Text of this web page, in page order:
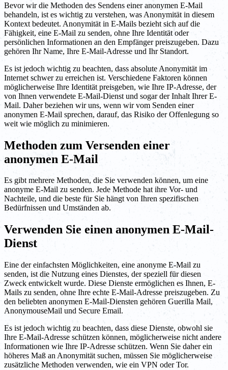
Bevor wir die Methoden des Sendens einer anonymen E-Mail
behandeln, ist es wichtig zu verstehen, was Anonymität in diesem
Kontext bedeutet. Anonymität in E-Mails bezieht sich auf die
Fähigkeit, eine E-Mail zu senden, ohne Ihre Identität oder
persönlichen Informationen an den Empfänger preiszugeben. Dazu
gehören Ihr Name, Ihre E-Mail-Adresse und Ihr Standort.
Es ist jedoch wichtig zu beachten, dass absolute Anonymität im
Internet schwer zu erreichen ist. Verschiedene Faktoren können
möglicherweise Ihre Identität preisgeben, wie Ihre IP-Adresse, der
von Ihnen verwendete E-Mail-Dienst und sogar der Inhalt Ihrer E-
Mail. Daher beziehen wir uns, wenn wir vom Senden einer
anonymen E-Mail sprechen, darauf, das Risiko der Offenlegung so
weit wie möglich zu minimieren.
Methoden zum Versenden einer
anonymen E-Mail
Es gibt mehrere Methoden, die Sie verwenden können, um eine
anonyme E-Mail zu senden. Jede Methode hat ihre Vor- und
Nachteile, und die beste für Sie hängt von Ihren spezifischen
Bedürfnissen und Umständen ab.
Verwenden Sie einen anonymen E-Mail-
Dienst
Eine der einfachsten Möglichkeiten, eine anonyme E-Mail zu
senden, ist die Nutzung eines Dienstes, der speziell für diesen
Zweck entwickelt wurde. Diese Dienste ermöglichen es Ihnen, E-
Mails zu senden, ohne Ihre echte E-Mail-Adresse preiszugeben. Zu
den beliebten anonymen E-Mail-Diensten gehören Guerilla Mail,
AnonymouseMail und Secure Email.
Es ist jedoch wichtig zu beachten, dass diese Dienste, obwohl sie
Ihre E-Mail-Adresse schützen können, möglicherweise nicht andere
Informationen wie Ihre IP-Adresse schützen. Wenn Sie daher ein
höheres Maß an Anonymität suchen, müssen Sie möglicherweise
zusätzliche Methoden verwenden, wie ein VPN oder Tor.